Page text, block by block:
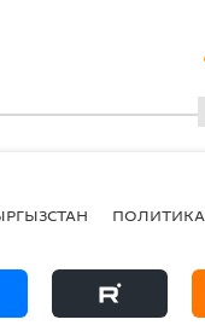
ПОЛИТИКА